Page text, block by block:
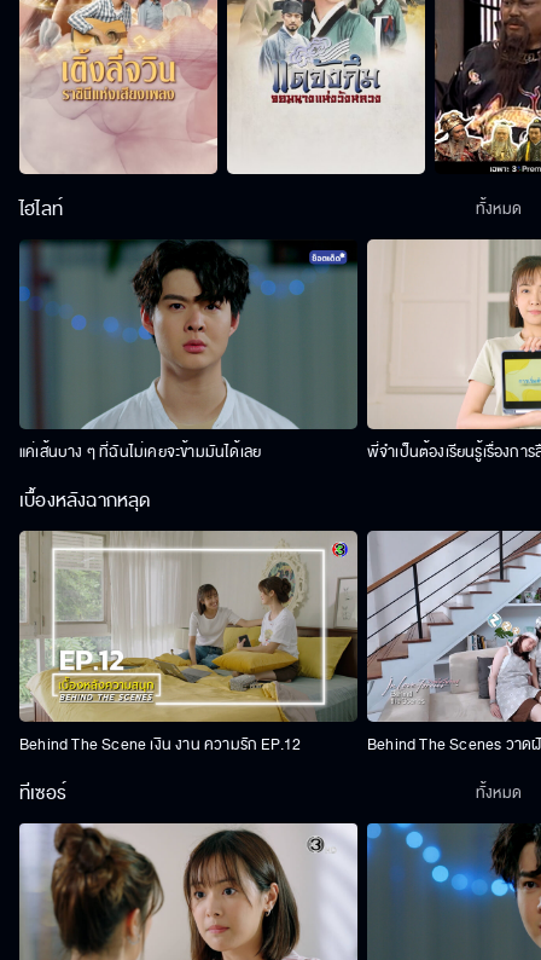
ไฮไลท์
แค่เส้นบาง ๆ ที่ฉันไม่เคยจะข้ามมันได้เลย พี่จำเป็นต้องเรียนรู้เรื่องการ
ทั้งหมด
เบื้องหลังฉากหลุด
Behind The Scene เงิน งาน ความรัก EP.12 Behind The Scenes วาด
ทีเซอร์ ทั้งหมด